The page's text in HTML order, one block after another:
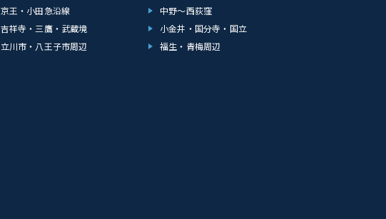
京王・小田急沿線
中野～西荻窪
吉祥寺・三鷹・武蔵境
小金井・国分寺・国立
立川市・八王子市周辺 福生・青梅周辺